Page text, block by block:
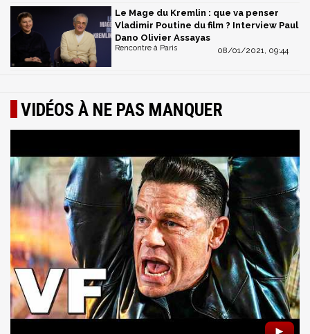
Le Mage du Kremlin : que va penser
Vladimir Poutine du film ? Interview Paul
Dano Olivier Assayas
08/01/2021, 09:44
Rencontre à Paris
VIDÉOS À NE PAS MANQUER